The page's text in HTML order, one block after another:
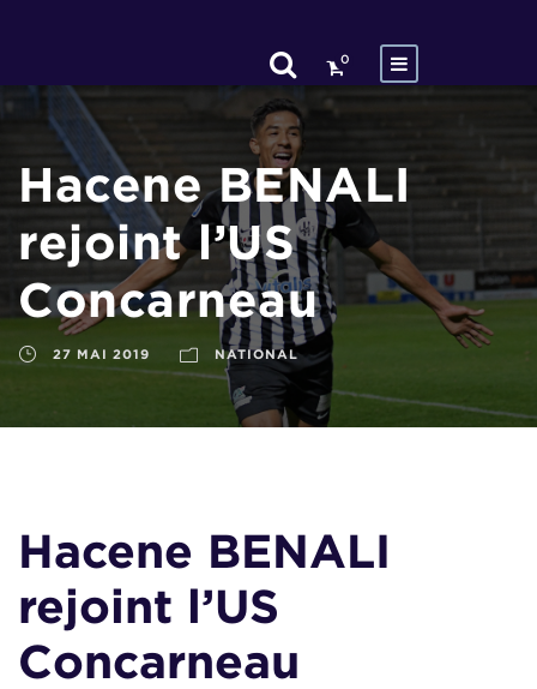
0
Hacene BENALI
rejoint l’US
Concarneau
27 MAI 2019 NATIONAL
Hacene BENALI
rejoint l’US
Concarneau